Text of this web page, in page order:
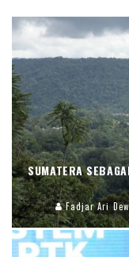
SUMATERA
Fadjar Ari